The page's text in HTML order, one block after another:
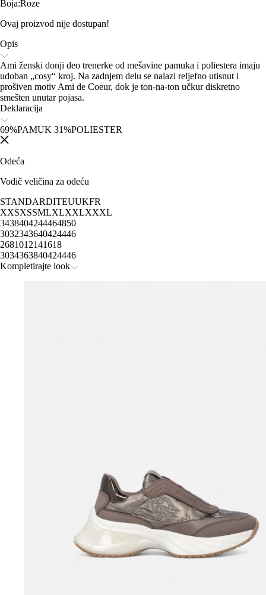
Boja:Roze
Ovaj proizvod nije dostupan!
Opis
Ami ženski donji deo trenerke od mešavine pamuka i poliestera imaju
udoban „cosy“ kroj. Na zadnjem delu se nalazi reljefno utisnut i
prošiven motiv Ami de Coeur, dok je ton-na-ton učkur diskretno
smešten unutar pojasa.
Deklaracija
69%PAMUK 31%POLIESTER
Odeća
Vodič veličina za odeću
STANDARDITEUUKFR
XXSXSSMLXLXXLXXXL
3438404244464850
3032343640424446
2681012141618
3034363840424446
Kompletirajte look